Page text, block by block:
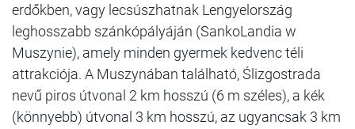
erdőkben, vagy lecsúszhatnak Lengyelország
leghosszabb szánkópályáján (SankoLandia w
Muszynie), amely minden gyermek kedvenc téli
attrakciója. A Muszynában található, Ślizgostrada
nevű piros útvonal 2 km hosszú (6 m széles), a kék
(könnyebb) útvonal 3 km hosszú, az ugyancsak 3 km